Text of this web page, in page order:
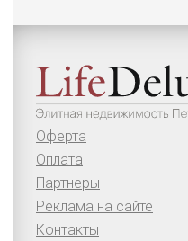
Оферта
Оплата
Партнеры
Реклама на сайте
Контакты